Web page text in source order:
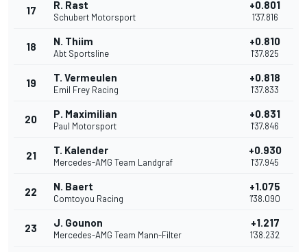
17 R. Rast
Schubert Motorsport
+0.801
1'37.816
18 N. Thiim
Abt Sportsline
+0.810
1'37.825
19 T. Vermeulen
Emil Frey Racing
+0.818
1'37.833
20 P. Maximilian
Paul Motorsport
+0.831
1'37.846
21 T. Kalender
Mercedes-AMG Team Landgraf
+0.930
1'37.945
22 N. Baert
Comtoyou Racing
+1.075
1'38.090
23 J. Gounon
Mercedes-AMG Team Mann-Filter
+1.217
1'38.232